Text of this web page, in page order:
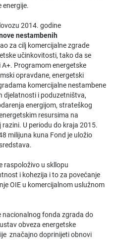
energije.
2014. godine
nestambenih
za cilj komercijalne zgrade
učinkovitosti, tako da se
A+. Programom energetske
opravdane, energetski
komercijalne nestambene
djelatnosti i poduzetništva,
energijom, strateškog
resursima na
U periodu do kraja 2015.
milijuna kuna Fond je uložio
raspoloživo u skllopu
i kohezija i to za povećanje
OIE u komercijalnom uslužnom
fonda zgrada do
obveza energetske
značajno doprinijeti obnovi